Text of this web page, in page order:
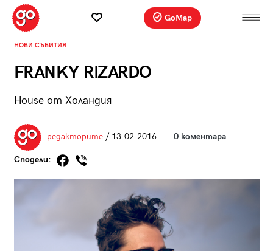
GoMap
НОВИ СЪБИТИЯ
FRANKY RIZARDO
House от Холандия
редакторите/ 13.02.2016 0 коментара
Сподели: